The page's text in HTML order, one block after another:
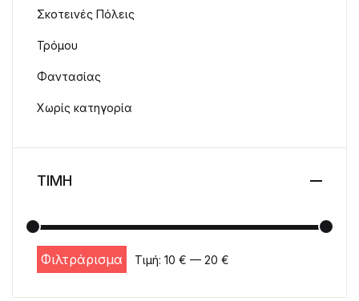
Σκοτεινές Πόλεις
Τρόμου
Φαντασίας
Χωρίς κατηγορία
ΤΙΜΗ
Ελάχιστη τιμή
Μέγιστη τιμή
Φιλτράρισμα Τιμή: 10 € — 20 €